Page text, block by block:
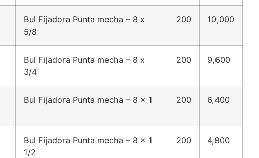
Bul Fijadora Punta mecha – 8 x
5/8
200 10,000
Bul Fijadora Punta mecha – 8 x
3/4
200 9,600
Bul Fijadora Punta mecha – 8 x 1 200 6,400
Bul Fijadora Punta mecha – 8 x 1
1/2
200 4,800